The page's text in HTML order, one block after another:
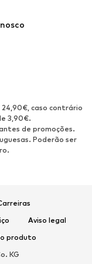
de desporto
caso contrário
3,90€.
de promoções.
Poderão ser
Aviso legal
produto
KG